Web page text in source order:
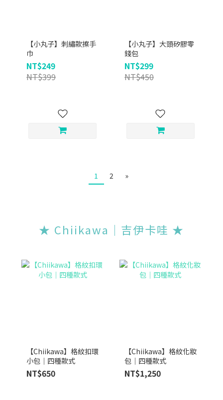
【小丸子】刺繡款擦手
巾
NT$249
NT$399
【小丸子】大頭矽膠零
錢包
NT$299
NT$450
1 2 »
★ Chiikawa｜吉伊卡哇 ★
【Chiikawa】格紋扣環
小包｜四種款式
NT$650
【Chiikawa】格紋化妝
包｜四種款式
NT$1,250